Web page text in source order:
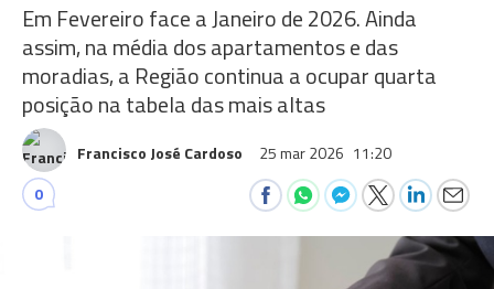
Em Fevereiro face a Janeiro de 2026. Ainda
assim, na média dos apartamentos e das
moradias, a Região continua a ocupar quarta
posição na tabela das mais altas
Francisco José Cardoso 25 mar 2026 11:20
0